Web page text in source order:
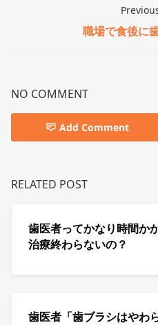
職場で食後に
NO COMMENT
Add Comment
RELATED POST
歯医者ってかなり時間か
治療終わらないの？
歯医者「歯ブラシはやわ